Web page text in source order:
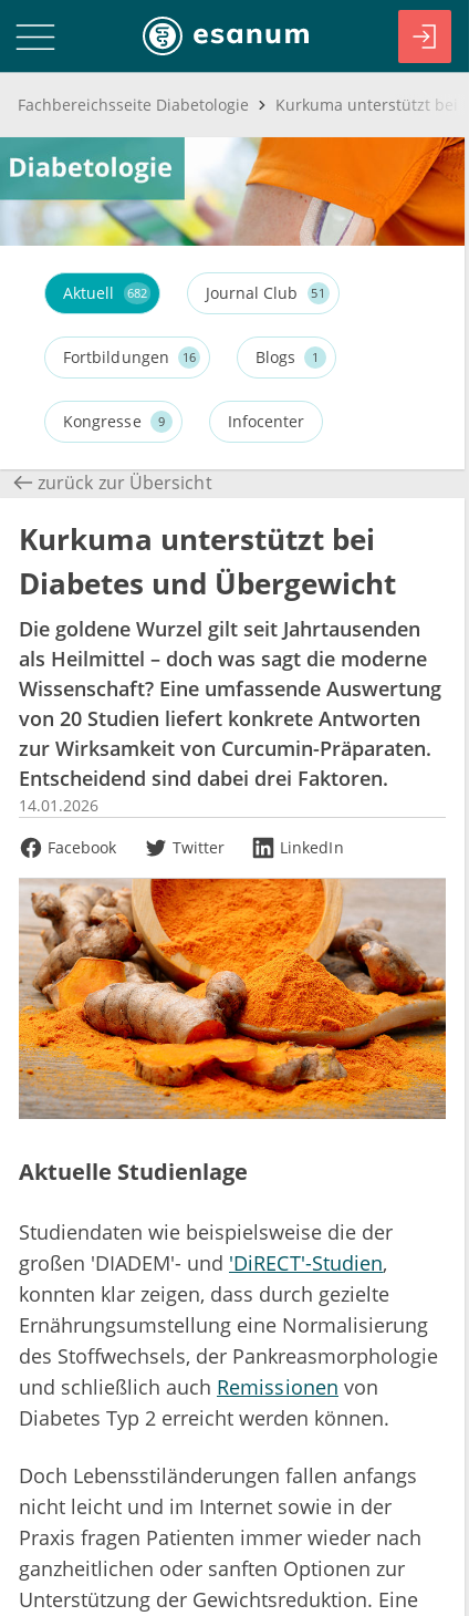
Fachbereichsseite Diabetologie Kurkuma unterstützt bei
Aktuell 682 Journal Club 51
Fortbildungen 16 Blogs 1
Kongresse 9 Infocenter
zurück zur Übersicht
Kurkuma unterstützt bei
Diabetes und Übergewicht
Die goldene Wurzel gilt seit Jahrtausenden
als Heilmittel – doch was sagt die moderne
Wissenschaft? Eine umfassende Auswertung
von 20 Studien liefert konkrete Antworten
zur Wirksamkeit von Curcumin-Präparaten.
Entscheidend sind dabei drei Faktoren.
14.01.2026
Facebook
Twitter LinkedIn
Aktuelle Studienlage
Studiendaten wie beispielsweise die der
großen 'DIADEM'- und 'DiRECT'-Studien,
konnten klar zeigen, dass durch gezielte
Ernährungsumstellung eine Normalisierung
des Stoffwechsels, der Pankreasmorphologie
und schließlich auch Remissionen von
Diabetes Typ 2 erreicht werden können.
Doch Lebensstiländerungen fallen anfangs
nicht leicht und im Internet sowie in der
Praxis fragen Patienten immer wieder nach
ganzheitlichen oder sanften Optionen zur
Unterstützung der Gewichtsreduktion. Eine